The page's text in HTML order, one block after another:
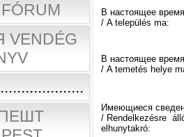
В настоящее
/ A település ma:
В настоящее
/ A temetés helye
Имеющиеся
/ Rendelkezésre
elhunytakró: